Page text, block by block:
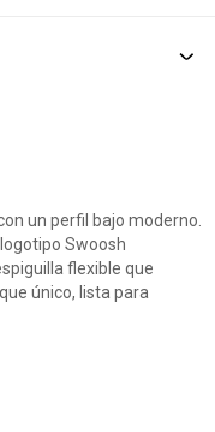
un perfil bajo moderno.
Swoosh
flexible que
único, lista para